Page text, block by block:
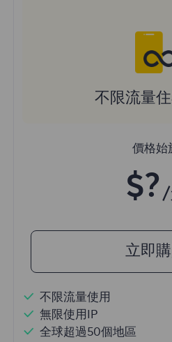
不限流量
價格始
$? /
立即
不限流量使用
無限使用IP
全球超過50個地區